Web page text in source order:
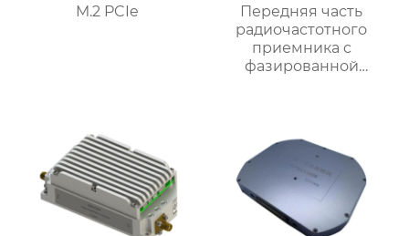
M.2 PCIe
Передняя часть
радиочастотного
приемника c
фазированной